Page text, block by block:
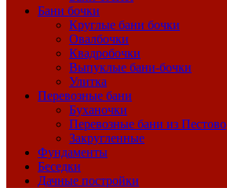
Бани бочки
Круглые бани бочки
Овалбочки
Квадробочки
Выпуклые бани-бочки
Улитка
Перевозные бани
Буханочки
Перевозные бани из Пестово
Закругленные
Фундаменты
Беседки
Дачные постройки